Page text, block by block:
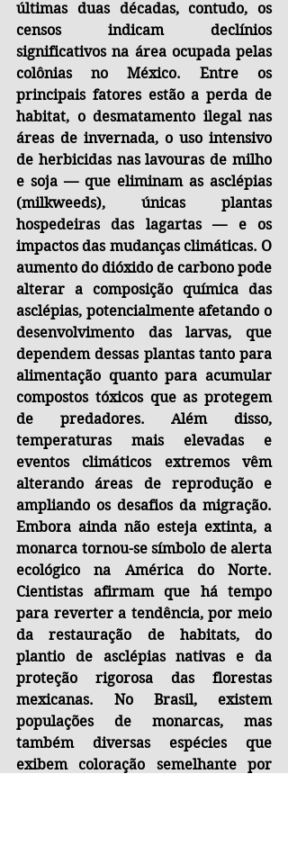
últimas duas décadas, contudo, os
censos indicam declínios
significativos na área ocupada pelas
colônias no México. Entre os
principais fatores estão a perda de
habitat, o desmatamento ilegal nas
áreas de invernada, o uso intensivo
de herbicidas nas lavouras de milho
e soja — que eliminam as asclépias
(milkweeds), únicas plantas
hospedeiras das lagartas — e os
impactos das mudanças climáticas. O
aumento do dióxido de carbono pode
alterar a composição química das
asclépias, potencialmente afetando o
desenvolvimento das larvas, que
dependem dessas plantas tanto para
alimentação quanto para acumular
compostos tóxicos que as protegem
de predadores. Além disso,
temperaturas mais elevadas e
eventos climáticos extremos vêm
alterando áreas de reprodução e
ampliando os desafios da migração.
Embora ainda não esteja extinta, a
monarca tornou-se símbolo de alerta
ecológico na América do Norte.
Cientistas afirmam que há tempo
para reverter a tendência, por meio
da restauração de habitats, do
plantio de asclépias nativas e da
proteção rigorosa das florestas
mexicanas. No Brasil, existem
populações de monarcas, mas
também diversas espécies que
exibem coloração semelhante por